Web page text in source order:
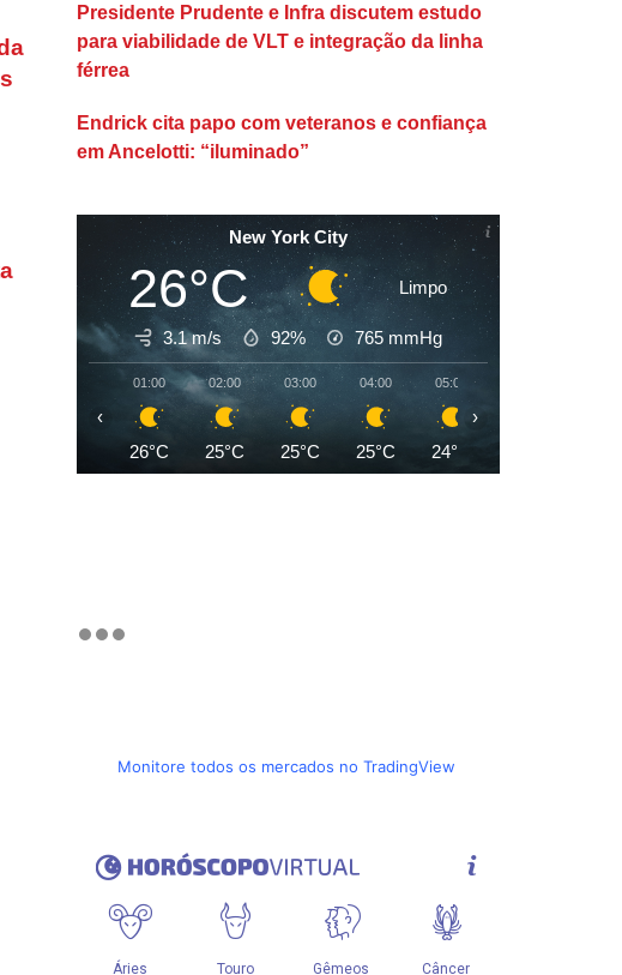
Presidente Prudente e Infra discutem estudo
para viabilidade de VLT e integração da linha
férrea
Endrick cita papo com veteranos e confiança
em Ancelotti: “iluminado”
New York City
26°C Limpo
3.1 m/s 92% 765 mmHg
01:00
26°C
02:00
25°C
03:00
25°C
04:00
25°C
05:00
24°C
‹ ›
Monitore todos os mercados no TradingView